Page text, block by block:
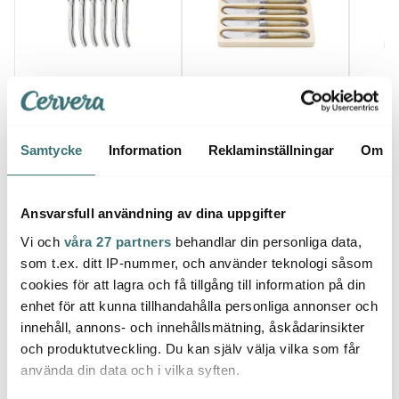
Samtycke Information Reklaminställningar Om
Ansvarsfull användning av dina uppgifter
Vi och våra 27 partners behandlar din personliga data,
som t.ex. ditt IP-nummer, och använder teknologi såsom
cookies för att lagra och få tillgång till information på din
enhet för att kunna tillhandahålla personliga annonser och
innehåll, annons- och innehållsmätning, åskådarinsikter
och produktutveckling. Du kan själv välja vilka som får
använda din data och i vilka syften.
Laguiole Style De Vie
Grillbestick kniv 23 cm
539 kr
Laguiole Style De Vie
Smörkniv 4-pack pearl
299 kr 179
Låt dig inspireras av våra kunder